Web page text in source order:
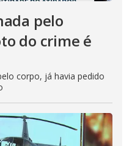
pelo
do crime é
corpo, já havia pedido